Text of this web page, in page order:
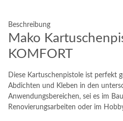
Beschreibung
Mako
KOMFORT
Diese Kartuschenpistole ist perfekt
Abdichten und Kleben in den
Anwendungsbereichen, sei es im
Renovierungsarbeiten oder im